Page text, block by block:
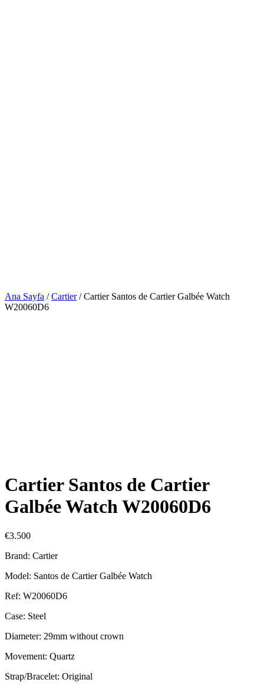
Ana Sayfa /Cartier/ Cartier Santos de Cartier Galbée Watch
W20060D6
Cartier Santos de Cartier
Galbée Watch W20060D6
€3.500
Brand: Cartier
Model: Santos de Cartier Galbée Watch
Ref: W20060D6
Case: Steel
Diameter: 29mm without crown
Movement: Quartz
Strap/Bracelet: Original